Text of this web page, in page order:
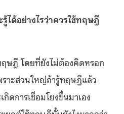
ได้อย่างไรว่าควรใช้ทฤษฎี
ฤษฎี โดยที่ยังไม่ต้องคิดหรอก
ราะส่วนใหญ่ถ้ารู้ทฤษฎีแล้ว
ดการเชื่อมโยงขึ้นมาเอง